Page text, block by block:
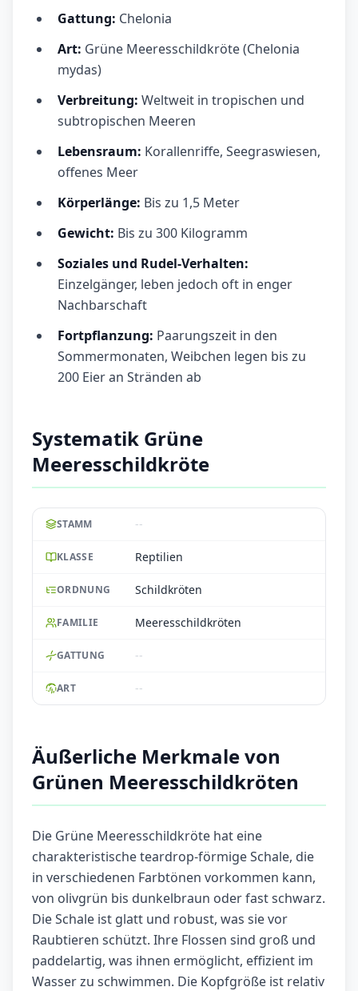
Gattung: Chelonia
Art: Grüne Meeresschildkröte (Chelonia
mydas)
Verbreitung: Weltweit in tropischen und
subtropischen Meeren
Lebensraum: Korallenriffe, Seegraswiesen,
offenes Meer
Körperlänge: Bis zu 1,5 Meter
Gewicht: Bis zu 300 Kilogramm
Soziales und Rudel-Verhalten:
Einzelgänger, leben jedoch oft in enger
Nachbarschaft
Fortpflanzung: Paarungszeit in den
Sommermonaten, Weibchen legen bis zu
200 Eier an Stränden ab
Systematik Grüne
Meeresschildkröte
STAMM --
KLASSE Reptilien
ORDNUNG Schildkröten
FAMILIE Meeresschildkröten
GATTUNG --
ART --
Äußerliche Merkmale von
Grünen Meeresschildkröten
Die Grüne Meeresschildkröte hat eine
charakteristische teardrop-förmige Schale, die
in verschiedenen Farbtönen vorkommen kann,
von olivgrün bis dunkelbraun oder fast schwarz.
Die Schale ist glatt und robust, was sie vor
Raubtieren schützt. Ihre Flossen sind groß und
paddelartig, was ihnen ermöglicht, effizient im
Wasser zu schwimmen. Die Kopfgröße ist relativ